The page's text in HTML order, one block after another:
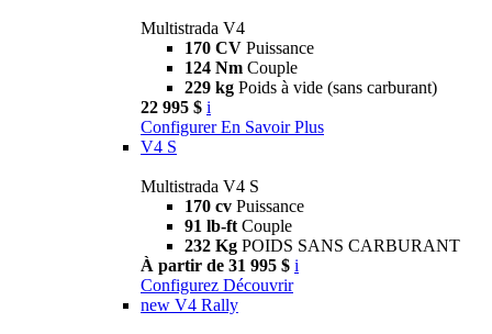
Multistrada V4
170 CV Puissance
124 Nm Couple
229 kg Poids à vide (sans carburant)
22 995 $ i
Configurer En Savoir Plus
V4 S
Multistrada V4 S
170 cv Puissance
91 lb-ft Couple
232 Kg POIDS SANS CARBURANT
À partir de 31 995 $ i
Configurez Découvrir
new V4 Rally